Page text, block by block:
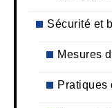
Sécurité et
Mesures
Pratiques